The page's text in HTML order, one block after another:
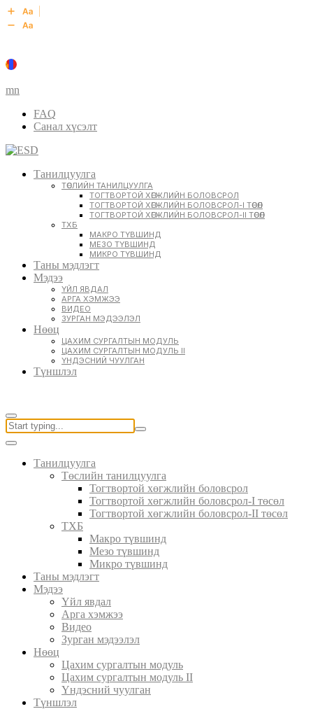
mn
FAQ
Санал хүсэлт
Танилцуулга
ТӨСЛИЙН ТАНИЛЦУУЛГА
ТОГТВОРТОЙ ХӨГЖЛИЙН БОЛОВСРОЛ
ТОГТВОРТОЙ ХӨГЖЛИЙН БОЛОВСРОЛ-I ТӨСӨЛ
ТОГТВОРТОЙ ХӨГЖЛИЙН БОЛОВСРОЛ-II ТӨСӨЛ
ТХБ
МАКРО ТҮВШИНД
МЕЗО ТҮВШИНД
МИКРО ТҮВШИНД
Таны мэдлэгт
Мэдээ
ҮЙЛ ЯВДАЛ
АРГА ХЭМЖЭЭ
ВИДЕО
ЗУРГАН МЭДЭЭЛЭЛ
Нөөц
ЦАХИМ СУРГАЛТЫН МОДУЛЬ
ЦАХИМ СУРГАЛТЫН МОДУЛЬ II
ҮНДЭСНИЙ ЧУУЛГАН
Түншлэл
Танилцуулга
Төслийн танилцуулга
Тогтвортой хөгжлийн боловсрол
Тогтвортой хөгжлийн боловсрол-I төсөл
Тогтвортой хөгжлийн боловсрол-II төсөл
ТХБ
Макро түвшинд
Мезо түвшинд
Микро түвшинд
Таны мэдлэгт
Мэдээ
Үйл явдал
Арга хэмжээ
Видео
Зурган мэдээлэл
Нөөц
Цахим сургалтын модуль
Цахим сургалтын модуль II
Үндэсний чуулган
Түншлэл